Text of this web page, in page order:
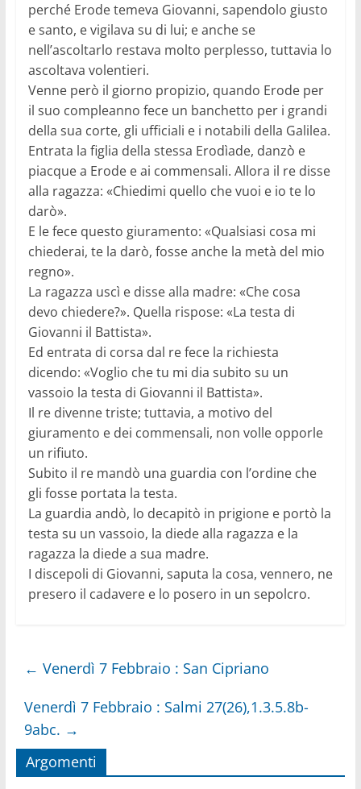
perché Erode temeva Giovanni, sapendolo giusto
e santo, e vigilava su di lui; e anche se
nell’ascoltarlo restava molto perplesso, tuttavia lo
ascoltava volentieri.
Venne però il giorno propizio, quando Erode per
il suo compleanno fece un banchetto per i grandi
della sua corte, gli ufficiali e i notabili della Galilea.
Entrata la figlia della stessa Erodìade, danzò e
piacque a Erode e ai commensali. Allora il re disse
alla ragazza: «Chiedimi quello che vuoi e io te lo
darò».
E le fece questo giuramento: «Qualsiasi cosa mi
chiederai, te la darò, fosse anche la metà del mio
regno».
La ragazza uscì e disse alla madre: «Che cosa
devo chiedere?». Quella rispose: «La testa di
Giovanni il Battista».
Ed entrata di corsa dal re fece la richiesta
dicendo: «Voglio che tu mi dia subito su un
vassoio la testa di Giovanni il Battista».
Il re divenne triste; tuttavia, a motivo del
giuramento e dei commensali, non volle opporle
un rifiuto.
Subito il re mandò una guardia con l’ordine che
gli fosse portata la testa.
La guardia andò, lo decapitò in prigione e portò la
testa su un vassoio, la diede alla ragazza e la
ragazza la diede a sua madre.
I discepoli di Giovanni, saputa la cosa, vennero, ne
presero il cadavere e lo posero in un sepolcro.
← Venerdì 7 Febbraio : San Cipriano
Venerdì 7 Febbraio : Salmi 27(26),1.3.5.8b-
9abc. →
Argomenti